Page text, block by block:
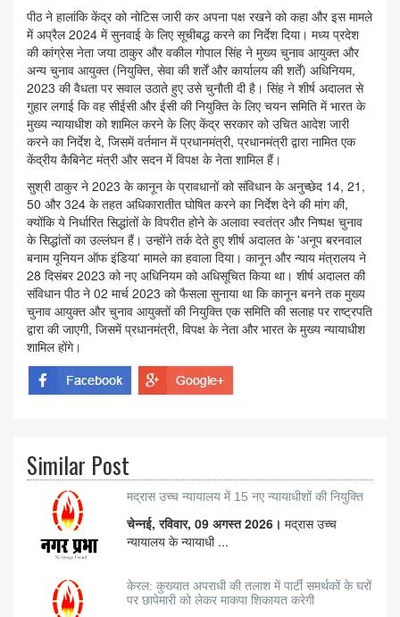
पीठ ने हालांकि केंद्र को नोटिस जारी कर अपना पक्ष रखने को कहा और इस मामले
में अप्रैल 2024 में सुनवाई के लिए सूचीबद्ध करने का निर्देश दिया। मध्य प्रदेश
की कांग्रेस नेता जया ठाकुर और वकील गोपाल सिंह ने मुख्य चुनाव आयुक्त और
अन्य चुनाव आयुक्त (नियुक्ति, सेवा की शर्तें और कार्यालय की शर्तें) अधिनियम,
2023 की वैधता पर सवाल उठाते हुए उसे चुनौती दी है। सिंह ने शीर्ष अदालत से
गुहार लगाई कि वह सीईसी और ईसी की नियुक्ति के लिए चयन समिति में भारत के
मुख्य न्यायाधीश को शामिल करने के लिए केंद्र सरकार को उचित आदेश जारी
करने का निर्देश दे, जिसमें वर्तमान में प्रधानमंत्री, प्रधानमंत्री द्वारा नामित एक
केंद्रीय कैबिनेट मंत्री और सदन में विपक्ष के नेता शामिल हैं।
सुश्री ठाकुर ने 2023 के कानून के प्रावधानों को संविधान के अनुच्छेद 14, 21,
50 और 324 के तहत अधिकारातीत घोषित करने का निर्देश देने की मांग की,
क्योंकि ये निर्धारित सिद्धांतों के विपरीत होने के अलावा स्वतंत्र और निष्पक्ष चुनाव
के सिद्धांतों का उल्लंघन हैं। उन्होंने तर्क देते हुए शीर्ष अदालत के 'अनूप बरनवाल
बनाम यूनियन ऑफ इंडिया' मामले का हवाला दिया। कानून और न्याय मंत्रालय ने
28 दिसंबर 2023 को नए अधिनियम को अधिसूचित किया था। शीर्ष अदालत की
संविधान पीठ ने 02 मार्च 2023 को फैसला सुनाया था कि कानून बनने तक मुख्य
चुनाव आयुक्त और चुनाव आयुक्तों की नियुक्ति एक समिति की सलाह पर राष्ट्रपति
द्वारा की जाएगी, जिसमें प्रधानमंत्री, विपक्ष के नेता और भारत के मुख्य न्यायाधीश
शामिल होंगे।
Similar Post
मद्रास उच्च न्यायालय में 15 नए न्यायाधीशों की नियुक्ति
चेन्नई, रविवार, 09 अगस्त 2026। मद्रास उच्च
न्यायालय के न्यायाधी ...
केरल: कुख्यात अपराधी की तलाश में पार्टी समर्थकों के घरों
पर छापेमारी को लेकर माकपा शिकायत करेगी